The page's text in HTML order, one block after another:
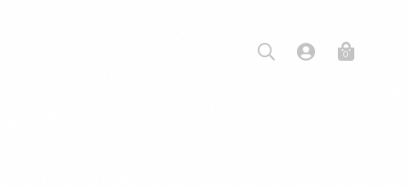
0